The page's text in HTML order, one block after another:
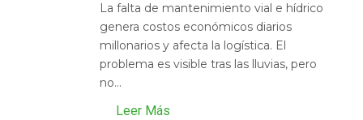
La falta de mantenimiento vial e hídrico
genera costos económicos diarios
millonarios y afecta la logística. El
problema es visible tras las lluvias, pero
no...
Leer Más